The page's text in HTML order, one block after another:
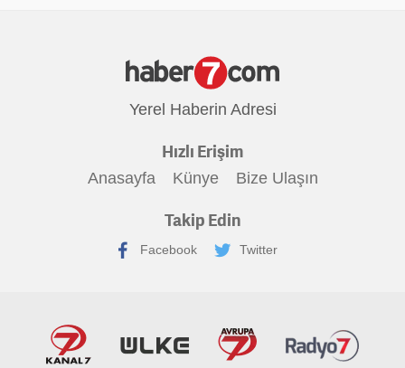
Yerel Haberin Adresi
Hızlı Erişim
Anasayfa Künye Bize Ulaşın
Takip Edin
Facebook Twitter